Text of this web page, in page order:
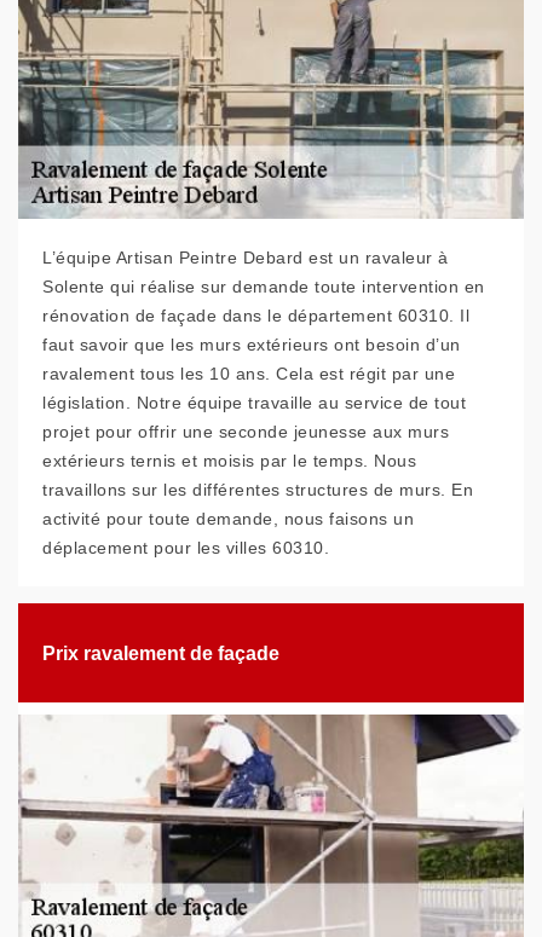
L’équipe Artisan Peintre Debard est un ravaleur à
Solente qui réalise sur demande toute intervention en
rénovation de façade dans le département 60310. Il
faut savoir que les murs extérieurs ont besoin d’un
ravalement tous les 10 ans. Cela est régit par une
législation. Notre équipe travaille au service de tout
projet pour offrir une seconde jeunesse aux murs
extérieurs ternis et moisis par le temps. Nous
travaillons sur les différentes structures de murs. En
activité pour toute demande, nous faisons un
déplacement pour les villes 60310.
Prix ravalement de façade